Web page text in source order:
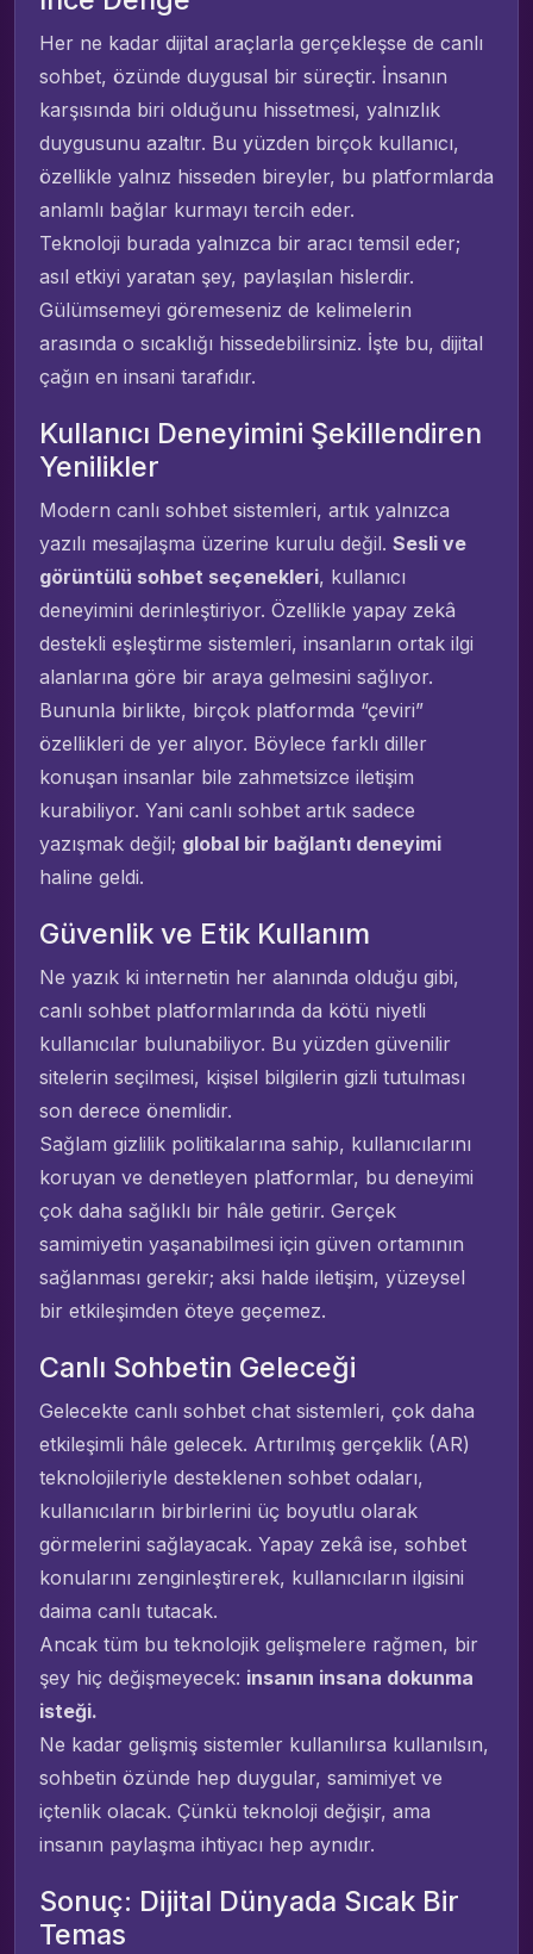
Her ne kadar dijital araçlarla gerçekleşse de canlı
sohbet, özünde duygusal bir süreçtir. İnsanın
karşısında biri olduğunu hissetmesi, yalnızlık
duygusunu azaltır. Bu yüzden birçok kullanıcı,
özellikle yalnız hisseden bireyler, bu platformlarda
anlamlı bağlar kurmayı tercih eder.
Teknoloji burada yalnızca bir aracı temsil eder;
asıl etkiyi yaratan şey, paylaşılan hislerdir.
Gülümsemeyi göremeseniz de kelimelerin
arasında o sıcaklığı hissedebilirsiniz. İşte bu, dijital
çağın en insani tarafıdır.
Kullanıcı Deneyimini Şekillendiren
Yenilikler
Modern canlı sohbet sistemleri, artık yalnızca
yazılı mesajlaşma üzerine kurulu değil. Sesli ve
görüntülü sohbet seçenekleri, kullanıcı
deneyimini derinleştiriyor. Özellikle yapay zekâ
destekli eşleştirme sistemleri, insanların ortak ilgi
alanlarına göre bir araya gelmesini sağlıyor.
Bununla birlikte, birçok platformda “çeviri”
özellikleri de yer alıyor. Böylece farklı diller
konuşan insanlar bile zahmetsizce iletişim
kurabiliyor. Yani canlı sohbet artık sadece
yazışmak değil; global bir bağlantı deneyimi
haline geldi.
Güvenlik ve Etik Kullanım
Ne yazık ki internetin her alanında olduğu gibi,
canlı sohbet platformlarında da kötü niyetli
kullanıcılar bulunabiliyor. Bu yüzden güvenilir
sitelerin seçilmesi, kişisel bilgilerin gizli tutulması
son derece önemlidir.
Sağlam gizlilik politikalarına sahip, kullanıcılarını
koruyan ve denetleyen platformlar, bu deneyimi
çok daha sağlıklı bir hâle getirir. Gerçek
samimiyetin yaşanabilmesi için güven ortamının
sağlanması gerekir; aksi halde iletişim, yüzeysel
bir etkileşimden öteye geçemez.
Canlı Sohbetin Geleceği
Gelecekte canlı sohbet chat sistemleri, çok daha
etkileşimli hâle gelecek. Artırılmış gerçeklik (AR)
teknolojileriyle desteklenen sohbet odaları,
kullanıcıların birbirlerini üç boyutlu olarak
görmelerini sağlayacak. Yapay zekâ ise, sohbet
konularını zenginleştirerek, kullanıcıların ilgisini
daima canlı tutacak.
Ancak tüm bu teknolojik gelişmelere rağmen, bir
şey hiç değişmeyecek: insanın insana dokunma
isteği.
Ne kadar gelişmiş sistemler kullanılırsa kullanılsın,
sohbetin özünde hep duygular, samimiyet ve
içtenlik olacak. Çünkü teknoloji değişir, ama
insanın paylaşma ihtiyacı hep aynıdır.
Sonuç: Dijital Dünyada Sıcak Bir
Temas